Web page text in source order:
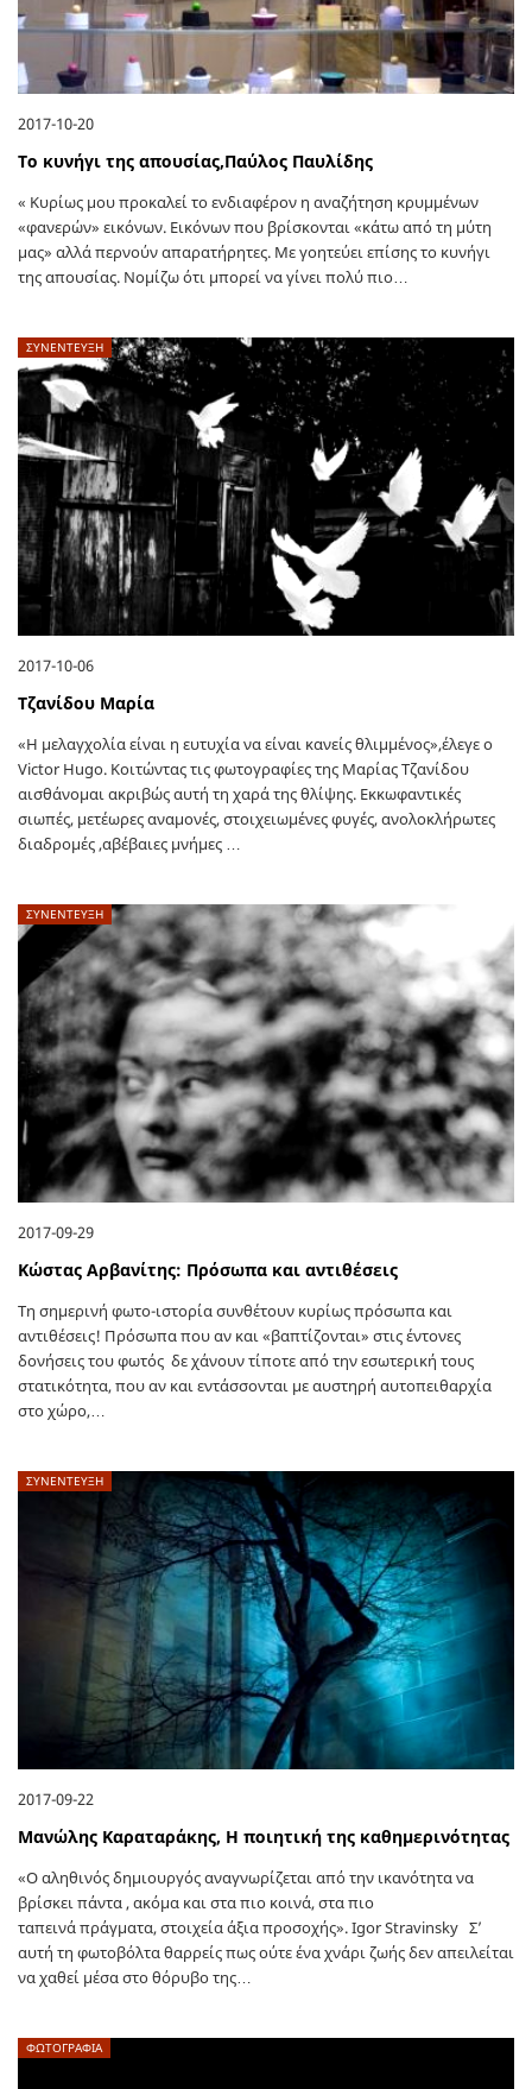
2017-10-20
Το κυνήγι της απουσίας,Παύλος Παυλίδης
« Κυρίως μου προκαλεί το ενδιαφέρον η αναζήτηση κρυμμένων
«φανερών» εικόνων. Εικόνων που βρίσκονται «κάτω από τη μύτη
μας» αλλά περνούν απαρατήρητες. Με γοητεύει επίσης το κυνήγι
της απουσίας. Νομίζω ότι μπορεί να γίνει πολύ πιο…
ΣΥΝΕΝΤΕΥΞΗ
2017-10-06
Τζανίδου Μαρία
«H μελαγχολία είναι η ευτυχία να είναι κανείς θλιμμένος»,έλεγε ο
Victor Hugo. Κοιτώντας τις φωτογραφίες της Μαρίας Τζανίδου
αισθάνομαι ακριβώς αυτή τη χαρά της θλίψης. Εκκωφαντικές
σιωπές, μετέωρες αναμονές, στοιχειωμένες φυγές, ανολοκλήρωτες
διαδρομές ,αβέβαιες μνήμες …
ΣΥΝΕΝΤΕΥΞΗ
2017-09-29
Κώστας Αρβανίτης: Πρόσωπα και αντιθέσεις
Τη σημερινή φωτο-ιστορία συνθέτουν κυρίως πρόσωπα και
αντιθέσεις! Πρόσωπα που αν και «βαπτίζονται» στις έντονες
δονήσεις του φωτός δε χάνουν τίποτε από την εσωτερική τους
στατικότητα, που αν και εντάσσονται με αυστηρή αυτοπειθαρχία
στο χώρο,…
ΣΥΝΕΝΤΕΥΞΗ
2017-09-22
Μανώλης Καραταράκης, Η ποιητική της καθημερινότητας
«Ο αληθινός δημιουργός αναγνωρίζεται από την ικανότητα να
βρίσκει πάντα , ακόμα και στα πιο κοινά, στα πιο
ταπεινά πράγματα, στοιχεία άξια προσοχής». Igor Stravinsky Σ’
αυτή τη φωτοβόλτα θαρρείς πως ούτε ένα χνάρι ζωής δεν απειλείται
να χαθεί μέσα στο θόρυβο της…
ΦΩΤΟΓΡΑΦΙΑ